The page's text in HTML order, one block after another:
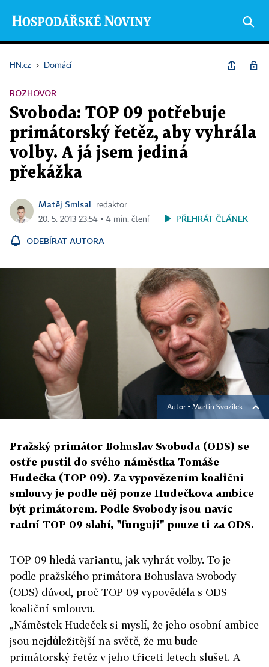
HN.cz › Domácí
ROZHOVOR
Svoboda: TOP 09 potřebuje
primátorský řetěz, aby vyhrála
volby. A já jsem jediná
překážka
Matěj Smlsal
redaktor
20. 5. 2013 23:54 ▪ 4 min. čtení
PŘEHRÁT ČLÁNEK
ODEBÍRAT AUTORA
Autor ▪ Martin Svozílek
Pražský primátor Bohuslav Svoboda (ODS) se
ostře pustil do svého náměstka Tomáše
Hudečka (TOP 09). Za vypovězením koaliční
smlouvy je podle něj pouze Hudečkova ambice
být primátorem. Podle Svobody jsou navíc
radní TOP 09 slabí, "fungují" pouze ti za ODS.
TOP 09 hledá variantu, jak vyhrát volby. To je
podle pražského primátora Bohuslava Svobody
(ODS) důvod, proč TOP 09 vypověděla s ODS
koaliční smlouvu.
„Náměstek Hudeček si myslí, že jeho osobní ambice
jsou nejdůležitější na světě, že mu bude
primátorský řetěz v jeho třiceti letech slušet. A